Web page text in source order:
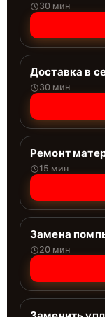
30 мин
Доставка в
30 мин
Ремонт
15 мин
Замена
20 мин